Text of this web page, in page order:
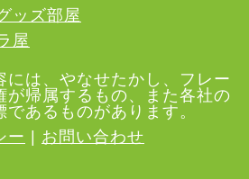
ッズ部屋
屋
には、やなせたかし、フレー
が帰属するもの、また各社の
あるものがあります。
ー
お問い合わせ